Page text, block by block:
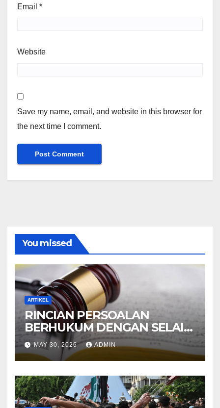
Email *
Website
Save my name, email, and website in this browser for
the next time I comment.
You missed
ARTIKEL
RINCIAN PERSOALAN
BERHUKUM DENGAN SELAIN
HUKUM ALLAH DALAM
KITAB AT-TAMHID SYARAH
KITAB AT-TAUHID
MAY 30, 2026 ADMIN